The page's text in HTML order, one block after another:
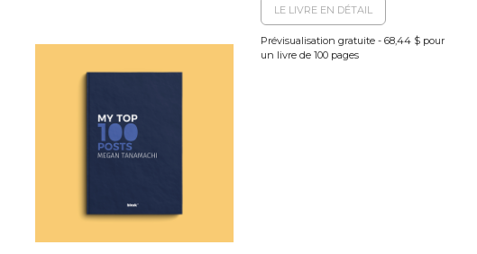
LE LIVRE EN DÉTAIL
Prévisualisation gratuite - 68,44 $ pour
un livre de 100 pages